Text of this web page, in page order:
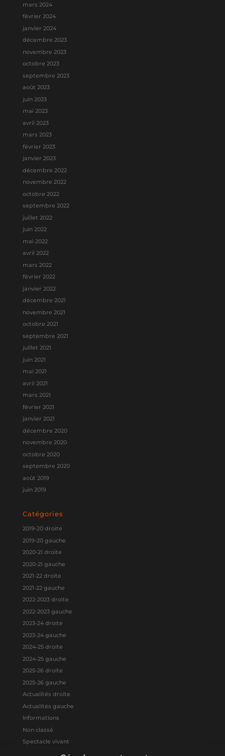
mars 2024
février 2024
janvier 2024
décembre 2023
novembre 2023
octobre 2023
septembre 2023
août 2023
juin 2023
mai 2023
avril 2023
mars 2023
février 2023
janvier 2023
décembre 2022
novembre 2022
octobre 2022
septembre 2022
juillet 2022
juin 2022
mai 2022
avril 2022
mars 2022
février 2022
janvier 2022
décembre 2021
novembre 2021
octobre 2021
septembre 2021
juillet 2021
juin 2021
mai 2021
avril 2021
mars 2021
février 2021
janvier 2021
décembre 2020
novembre 2020
octobre 2020
septembre 2020
août 2019
juin 2019
Catégories
2019-20 droite
2019-20 gauche
2020-21 droite
2020-21 gauche
2021-22 droite
2021-22 gauche
2022-2023 droite
2022-2023 gauche
2023-24 droite
2023-24 gauche
2024-25 droite
2024-25 gauche
2025-26 droite
2025-26 gauche
Actualités droite
Actualités gauche
Informations
Non classé
Spectacle vivant